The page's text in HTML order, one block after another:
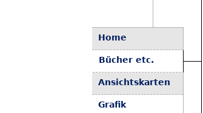
Home
Bücher etc.
Ansichtskarten
Grafik